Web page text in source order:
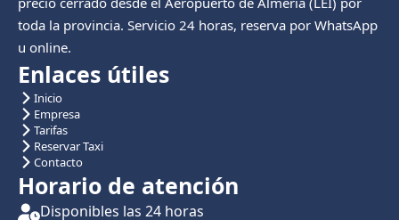
toda la provincia. Servicio 24 horas, reserva por WhatsApp
u online.
Enlaces útiles
Inicio
Empresa
Tarifas
Reservar Taxi
Contacto
Horario de atención
Disponibles las 24 horas